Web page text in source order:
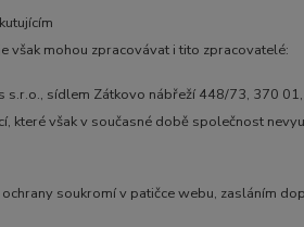
však mohou zpracovávat i tito zpracovatelé:
sídlem Zátkovo nábřeží 448/73, 370
které však v současné době společnost
soukromí v patičce webu, zasláním